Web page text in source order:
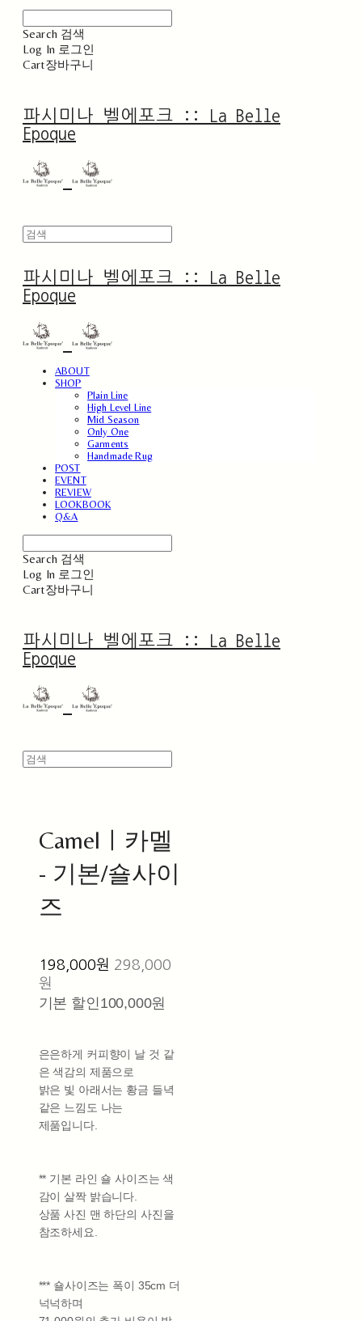
Search 검색
Log In 로그인
Cart장바구니
파시미나 벨에포크 :: La Belle
Epoque
파시미나 벨에포크 :: La Belle
Epoque
ABOUT
SHOP
Plain Line
High Level Line
Mid Season
Only One
Garments
Handmade Rug
POST
EVENT
REVIEW
LOOKBOOK
Q&A
Search 검색
Log In 로그인
Cart장바구니
파시미나 벨에포크 :: La Belle
Epoque
Camelㅣ카멜
- 기본/숄사이
즈
198,000원 298,000
원
기본 할인 100,000원
은은하게 커피향이 날 것 같
은 색감의 제품으로
밝은 빛 아래서는 황금 들녁
같은 느낌도 나는
제품입니다.
** 기본 라인 숄 사이즈는 색
감이 살짝 밝습니다.
상품 사진 맨 하단의 사진을
참조하세요.
*** 숄사이즈는 폭이 35cm 더
넉넉하며